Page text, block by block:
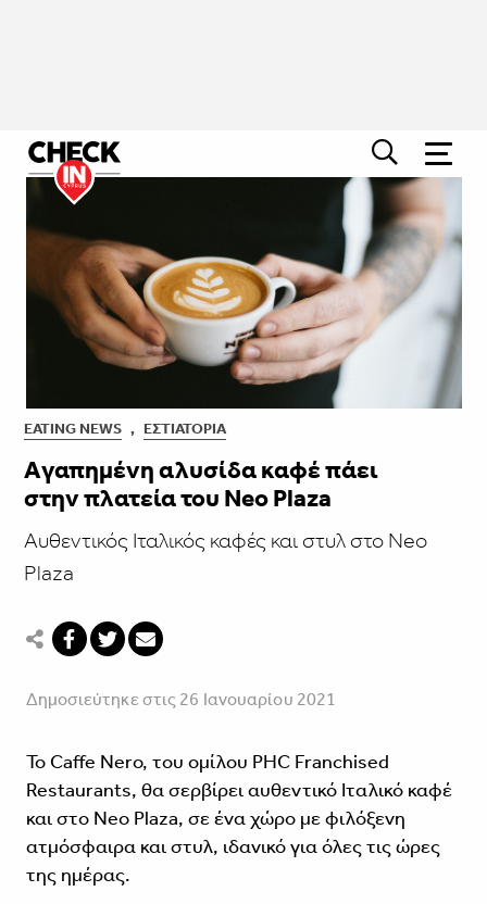
EATING NEWS , ΕΣΤΙΑΤΌΡΙΑ
Aγαπημένη αλυσίδα καφέ πάει
στην πλατεία του Neo Plaza
Αυθεντικός Ιταλικός καφές και στυλ στο Neo
Plaza
Δημοσιεύτηκε στις 26 Ιανουαρίου 2021
Το Caffe Nero, του ομίλου PHC Franchised
Restaurants, θα σερβίρει αυθεντικό Ιταλικό καφέ
και στο Neo Plaza, σε ένα χώρο με φιλόξενη
ατμόσφαιρα και στυλ, ιδανικό για όλες τις ώρες
της ημέρας.